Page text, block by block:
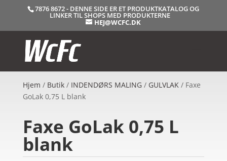
7876 8672 - DENNE SIDE ER ET PRODUKTKATALOG OG
LINKER TIL SHOPS MED PRODUKTERNE
HEJ@WCFC.DK
Hjem / Butik/ INDENDØRS MALING/ GULVLAK/ Faxe
GoLak 0,75 L blank
Faxe GoLak 0,75 L
blank